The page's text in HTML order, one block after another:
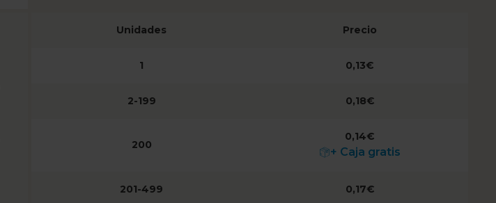
Unidades Precio
1 0,13€
2-199 0,18€
200
0,14€
+ Caja gratis
201-499 0,17€